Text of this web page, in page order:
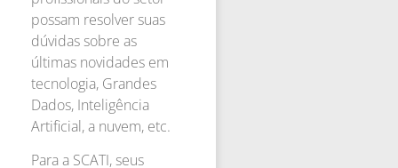
possam resolver suas
dúvidas sobre as
últimas novidades em
tecnologia, Grandes
Dados, Inteligência
Artificial, a nuvem, etc.
Para a SCATI, seus